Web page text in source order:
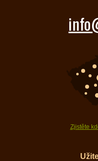
Zjistěte